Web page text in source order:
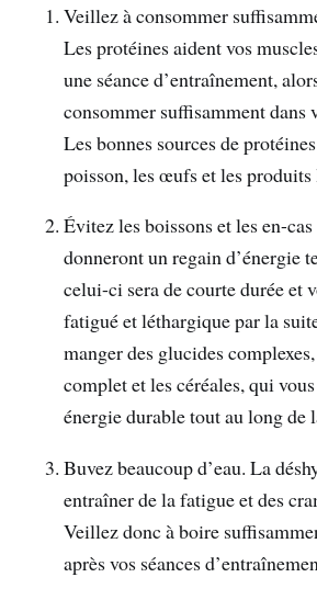
Veillez à consommer
Les protéines aident vos
une séance d’entraînement,
consommer suffisamment dans
Les bonnes sources de
poisson, les œufs et les
Évitez les boissons et les en-
donneront un regain d’énergie
celui-ci sera de courte durée et
fatigué et léthargique par la
manger des glucides
complet et les céréales, qui
énergie durable tout au long de
Buvez beaucoup d’eau. La
entraîner de la fatigue et des
Veillez donc à boire
après vos séances